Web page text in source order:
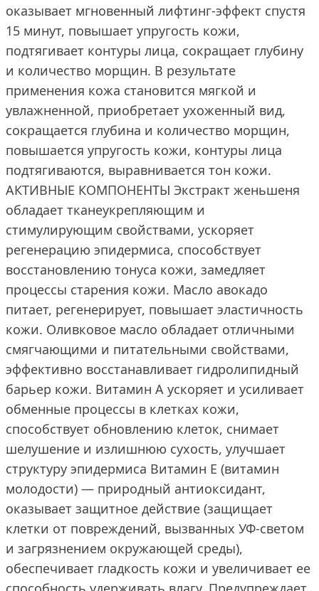
оказывает мгновенный лифтинг-эффект спустя
15 минут, повышает упругость кожи,
подтягивает контуры лица, сокращает глубину
и количество морщин. В результате
применения кожа становится мягкой и
увлажненной, приобретает ухоженный вид,
сокращается глубина и количество морщин,
повышается упругость кожи, контуры лица
подтягиваются, выравнивается тон кожи.
АКТИВНЫЕ КОМПОНЕНТЫ Экстракт женьшеня
обладает тканеукрепляющим и
стимулирующим свойствами, ускоряет
регенерацию эпидермиса, способствует
восстановлению тонуса кожи, замедляет
процессы старения кожи. Масло авокадо
питает, регенерирует, повышает эластичность
кожи. Оливковое масло обладает отличными
смягчающими и питательными свойствами,
эффективно восстанавливает гидролипидный
барьер кожи. Витамин А ускоряет и усиливает
обменные процессы в клетках кожи,
способствует обновлению клеток, снимает
шелушение и излишнюю сухость, улучшает
структуру эпидермиса Витамин Е (витамин
молодости) — природный антиоксидант,
оказывает защитное действие (защищает
клетки от повреждений, вызванных УФ-светом
и загрязнением окружающей среды),
обеспечивает гладкость кожи и увеличивает ее